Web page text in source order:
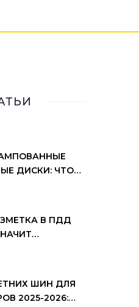
ДИСКИ: ЧТО
ГОДУ
В ПДД
И ШТРАФЫ
ШИН ДЛЯ
2025-2026: